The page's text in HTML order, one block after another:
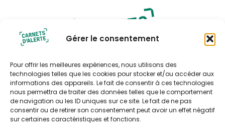
Gérer le consentement
Pour offrir les meilleures expériences, nous utilisons des
technologies telles que les cookies pour stocker et/ou accéder aux
informations des appareils. Le fait de consentir à ces technologies
nous permettra de traiter des données telles que le comportement
de navigation ou les ID uniques sur ce site. Le fait de ne pas
consentir ou de retirer son consentement peut avoir un effet négatif
sur certaines caractéristiques et fonctions.
Politique de confidentialité
Politique de cookies (UE)
Contact